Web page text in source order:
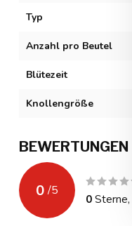
Typ
Anzahl pro Beutel
Blütezeit
Knollengröße
BEWERTUNGEN
0 /5
0